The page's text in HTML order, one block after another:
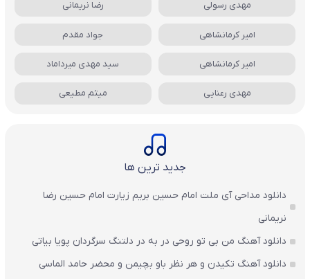
مهدی رسولی رضا نریمانی
امیر کرمانشاهی جواد مقدم
امیر کرمانشاهی سید مهدی میرداماد
مهدی رعنایی میثم مطیعی
جدید ترین ها
دانلود مداحی آی ملت امام حسین بریم زیارت امام حسین رضا
نریمانی
دانلود آهنگ من بی تو روحی در به در دلتنگ سرگردان پویا بیاتی
دانلود آهنگ تکیدن و هر نظر باو بچیمن و محضر حامد الماسی